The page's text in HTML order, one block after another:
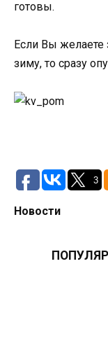
готовы.
Если Вы желаете
зиму, то сразу
3
Новости